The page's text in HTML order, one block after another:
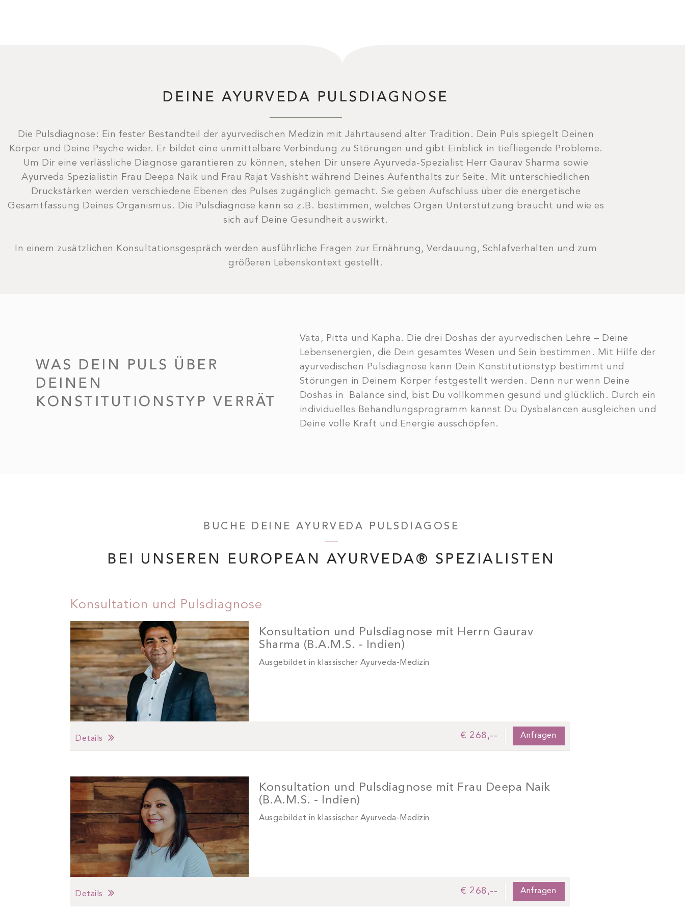
DEINE AYURVEDA PULSDIAGNOSE
Die Pulsdiagnose: Ein fester Bestandteil der ayurvedischen Medizin mit Jahrtausend alter Tradition. Dein Puls spiegelt Deinen
Körper und Deine Psyche wider. Er bildet eine unmittelbare Verbindung zu Störungen und gibt Einblick in tiefliegende Probleme.
Um Dir eine verlässliche Diagnose garantieren zu können, stehen Dir unsere Ayurveda-Spezialist Herr Gaurav Sharma sowie
Ayurveda Spezialistin Frau Deepa Naik und Frau Rajat Vashisht während Deines Aufenthalts zur Seite. Mit unterschiedlichen
Druckstärken werden verschiedene Ebenen des Pulses zugänglich gemacht. Sie geben Aufschluss über die energetische
Gesamtfassung Deines Organismus. Die Pulsdiagnose kann so z.B. bestimmen, welches Organ Unterstützung braucht und wie es
sich auf Deine Gesundheit auswirkt.
In einem zusätzlichen Konsultationsgespräch werden ausführliche Fragen zur Ernährung, Verdauung, Schlafverhalten und zum
größeren Lebenskontext gestellt.
WAS DEIN PULS ÜBER
DEINEN
KONSTITUTIONSTYP VERRÄT
Vata, Pitta und Kapha. Die drei Doshas der ayurvedischen Lehre – Deine
Lebensenergien, die Dein gesamtes Wesen und Sein bestimmen. Mit Hilfe der
ayurvedischen Pulsdiagnose kann Dein Konstitutionstyp bestimmt und
Störungen in Deinem Körper festgestellt werden. Denn nur wenn Deine
Doshas in Balance sind, bist Du vollkommen gesund und glücklich. Durch ein
individuelles Behandlungsprogramm kannst Du Dysbalancen ausgleichen und
Deine volle Kraft und Energie ausschöpfen.
BUCHE DEINE AYURVEDA PULSDIAGOSE
BEI UNSEREN EUROPEAN AYURVEDA® SPEZIALISTEN
Konsultation und Pulsdiagnose
Konsultation und Pulsdiagnose mit Herrn Gaurav
Sharma (B.A.M.S. - Indien)
Ausgebildet in klassischer Ayurveda-Medizin
€ 268,-- Anfragen
Details
Konsultation und Pulsdiagnose mit Frau Deepa Naik
(B.A.M.S. - Indien)
Ausgebildet in klassischer Ayurveda-Medizin
€ 268,-- Anfragen
Details